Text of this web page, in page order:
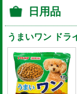
日用品
うまいワン ドラ